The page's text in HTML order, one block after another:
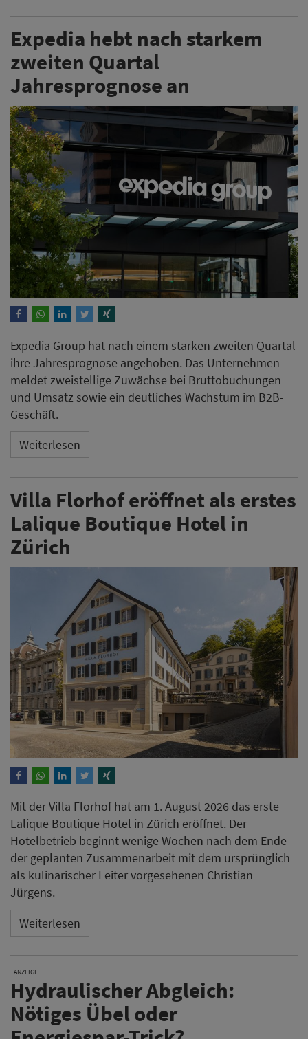
Expedia hebt nach starkem
zweiten Quartal
Jahresprognose an
Expedia Group hat nach einem starken zweiten Quartal
ihre Jahresprognose angehoben. Das Unternehmen
meldet zweistellige Zuwächse bei Bruttobuchungen
und Umsatz sowie ein deutliches Wachstum im B2B-
Geschäft.
Weiterlesen
Villa Florhof eröffnet als erstes
Lalique Boutique Hotel in
Zürich
Mit der Villa Florhof hat am 1. August 2026 das erste
Lalique Boutique Hotel in Zürich eröffnet. Der
Hotelbetrieb beginnt wenige Wochen nach dem Ende
der geplanten Zusammenarbeit mit dem ursprünglich
als kulinarischer Leiter vorgesehenen Christian
Jürgens.
Weiterlesen
ANZEIGE
Hydraulischer Abgleich:
Nötiges Übel oder